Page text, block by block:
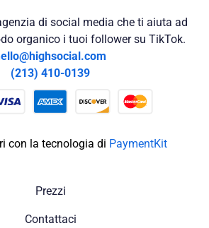
di social media che ti aiuta ad
organico i tuoi follower su TikTok.
(213) 410-0139
con la tecnologia di PaymentKit
Prezzi
Contattaci